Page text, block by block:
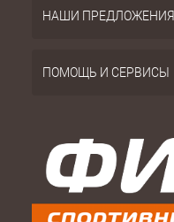
НАШИ ПРЕДЛОЖЕНИЯ
ПОМОЩЬ И СЕРВИСЫ